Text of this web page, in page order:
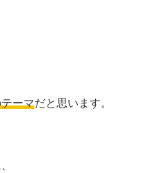
ーマだと思います。